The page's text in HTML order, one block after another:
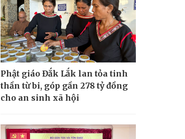
Phật giáo Đắk Lắk lan tỏa tinh
thần từ bi, góp gần 278 tỷ đồng
cho an sinh xã hội